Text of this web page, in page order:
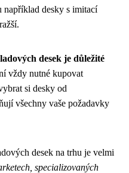
například desky s imitací
desek je důležité
vždy nutné kupovat
si desky od
všechny vaše požadavky
desek na trhu je velmi
specializovaných